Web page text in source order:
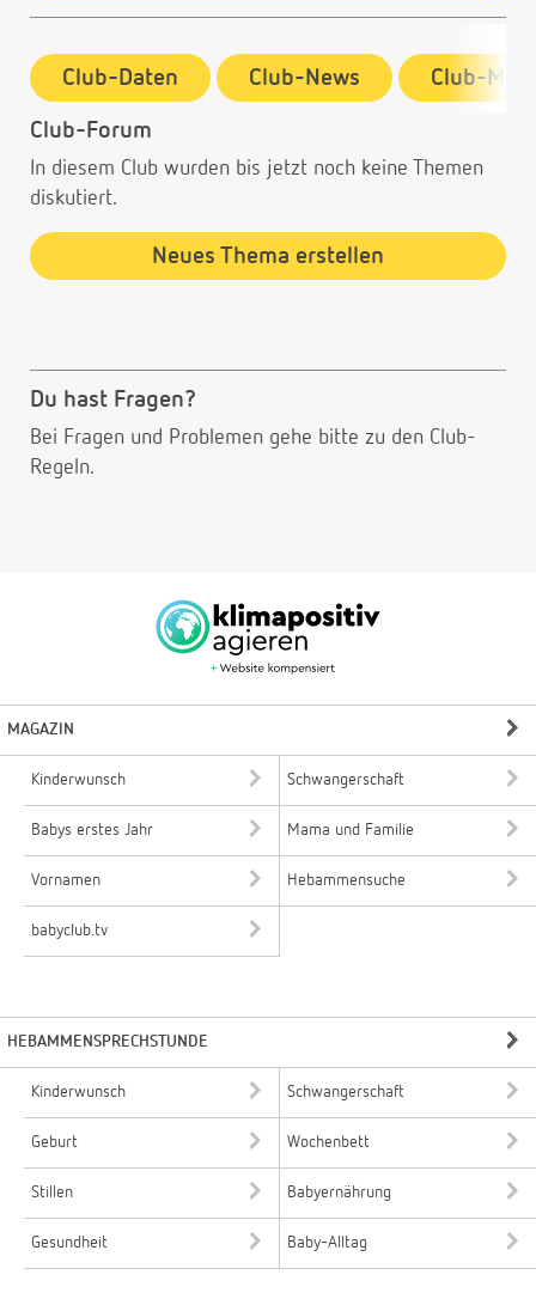
Club-Daten Club-News Club-
Club-Forum
In diesem Club wurden bis jetzt noch keine Themen
diskutiert.
Neues Thema erstellen
Du hast Fragen?
Bei Fragen und Problemen gehe bitte zu den Club-
Regeln.
MAGAZIN
Kinderwunsch Schwangerschaft
Babys erstes Jahr Mama und Familie
Vornamen Hebammensuche
babyclub.tv
HEBAMMENSPRECHSTUNDE
Kinderwunsch Schwangerschaft
Geburt Wochenbett
Stillen Babyernährung
Gesundheit Baby-Alltag